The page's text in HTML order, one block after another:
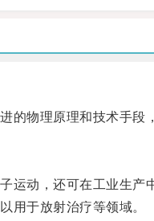
物理原理和技术手段
动，还可在工业生产
于放射治疗等领域。